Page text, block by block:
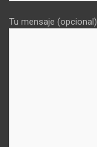
Tu mensaje (opcional)